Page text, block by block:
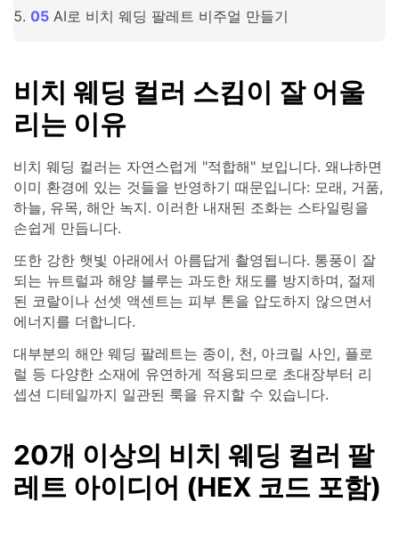
AI로 비치 웨딩 팔레트 비주얼 만들기
비치 웨딩 컬러 스킴이 잘 어울
리는 이유
비치 웨딩 컬러는 자연스럽게 "적합해" 보입니다. 왜냐하면
이미 환경에 있는 것들을 반영하기 때문입니다: 모래, 거품,
하늘, 유목, 해안 녹지. 이러한 내재된 조화는 스타일링을
손쉽게 만듭니다.
또한 강한 햇빛 아래에서 아름답게 촬영됩니다. 통풍이 잘
되는 뉴트럴과 해양 블루는 과도한 채도를 방지하며, 절제
된 코랄이나 선셋 액센트는 피부 톤을 압도하지 않으면서
에너지를 더합니다.
대부분의 해안 웨딩 팔레트는 종이, 천, 아크릴 사인, 플로
럴 등 다양한 소재에 유연하게 적용되므로 초대장부터 리
셉션 디테일까지 일관된 룩을 유지할 수 있습니다.
20개 이상의 비치 웨딩 컬러 팔
레트 아이디어 (HEX 코드 포함)